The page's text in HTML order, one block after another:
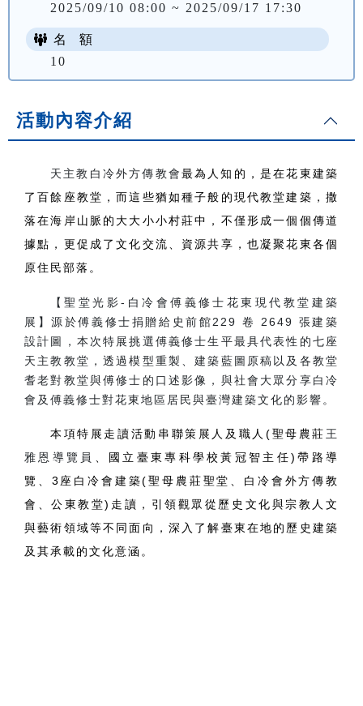
2025/09/10 08:00 ~ 2025/09/17 17:30
名 額
10
活動內容介紹
天主教白冷外方傳教會最為人知的，是在花東建築
了百餘座教堂，而這些猶如種子般的現代教堂建築，撒
落在海岸山脈的大大小小村莊中，不僅形成一個個傳道
據點，更促成了文化交流、資源共享，也凝聚花東各個
原住民部落。
【聖堂光影-白冷會傅義修士花東現代教堂建築
展】源於傅義修士捐贈給史前館229 卷 2649 張建築
設計圖，本次特展挑選傅義修士生平最具代表性的七座
天主教教堂，透過模型重製、建築藍圖原稿以及各教堂
耆老對教堂與傅修士的口述影像，與社會大眾分享白冷
會及傅義修士對花東地區居民與臺灣建築文化的影響。
本項特展走讀活動串聯策展人及職人(聖母農莊王
雅恩導覽員 、國立臺東專科學校黃冠智主任)帶路導
覽、3座白冷會建築(聖母農莊聖堂、白冷會外方傳教
會、公東教堂)走讀，引領觀眾從歷史文化與宗教人文
與藝術領域等不同面向，深入了解臺東在地的歷史建築
及其承載的文化意涵。